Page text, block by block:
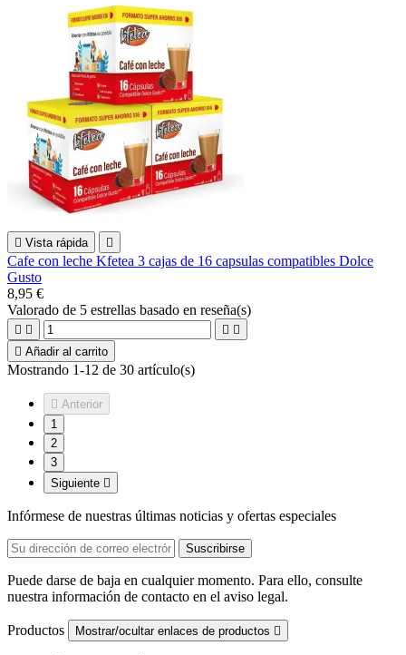
 Vista rápida 
Cafe con leche Kfetea 3 cajas de 16 capsulas compatibles Dolce
Gusto
8,95 €
Valorado de 5 estrellas basado en reseña(s)
   
 Añadir al carrito
Mostrando 1-12 de 30 artículo(s)
 Anterior
1
2
3
Siguiente 
Infórmese de nuestras últimas noticias y ofertas especiales
Puede darse de baja en cualquier momento. Para ello, consulte
nuestra información de contacto en el aviso legal.
Productos Mostrar/ocultar enlaces de productos 